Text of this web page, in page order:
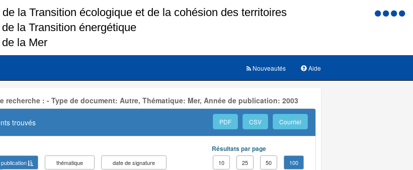
Menu
Aide
Nouveautés
recherche : - Type de document: Autre, Thématique: Mer, Année de publication: 2003
trouvés PDF CSV Courriel
thématique
date de signature
Résultats par page
10 25 50 100